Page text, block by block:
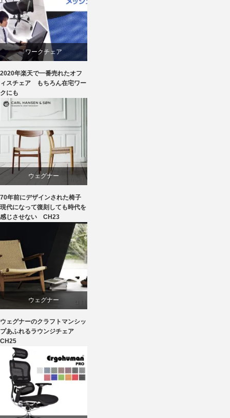
椅子
リクライニングチェア
椅子
ワークチェア
回転椅子
椅子
2020年楽天で一番売れたオフ
ィスチェア もちろん在宅ワー
クにも
ウェグナー
オーク
カール・ハンセン＆サン
ダイニング
椅子
70年前にデザインされた椅子
現代になって復刻しても時代を
感じさせない CH23
ウェグナー
オーク
カール・ハンセン＆サン
パーソナルチェア
ウェグナーのクラフトマンシッ
プあふれるラウンジチェア
CH25